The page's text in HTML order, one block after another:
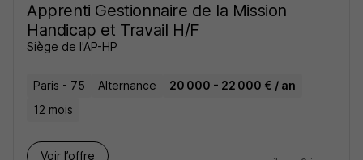
Apprenti Gestionnaire de la Mission
Handicap et Travail H/F
Siège de l'AP-HP
Paris - 75 Alternance
20 000 - 22 000 € / an
12 mois
Voir l’offre